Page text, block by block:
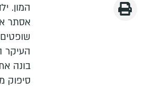
המון.
אסתר
העיקר
בונה
סיפוק